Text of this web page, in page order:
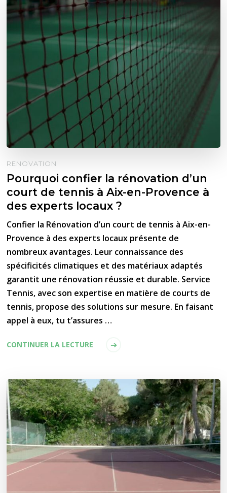
RENOVATION
Pourquoi confier la rénovation d’un
court de tennis à Aix-en-Provence à
des experts locaux ?
Confier la Rénovation d’un court de tennis à Aix-en-
Provence à des experts locaux présente de
nombreux avantages. Leur connaissance des
spécificités climatiques et des matériaux adaptés
garantit une rénovation réussie et durable. Service
Tennis, avec son expertise en matière de courts de
tennis, propose des solutions sur mesure. En faisant
appel à eux, tu t’assures …
CONTINUER LA LECTURE